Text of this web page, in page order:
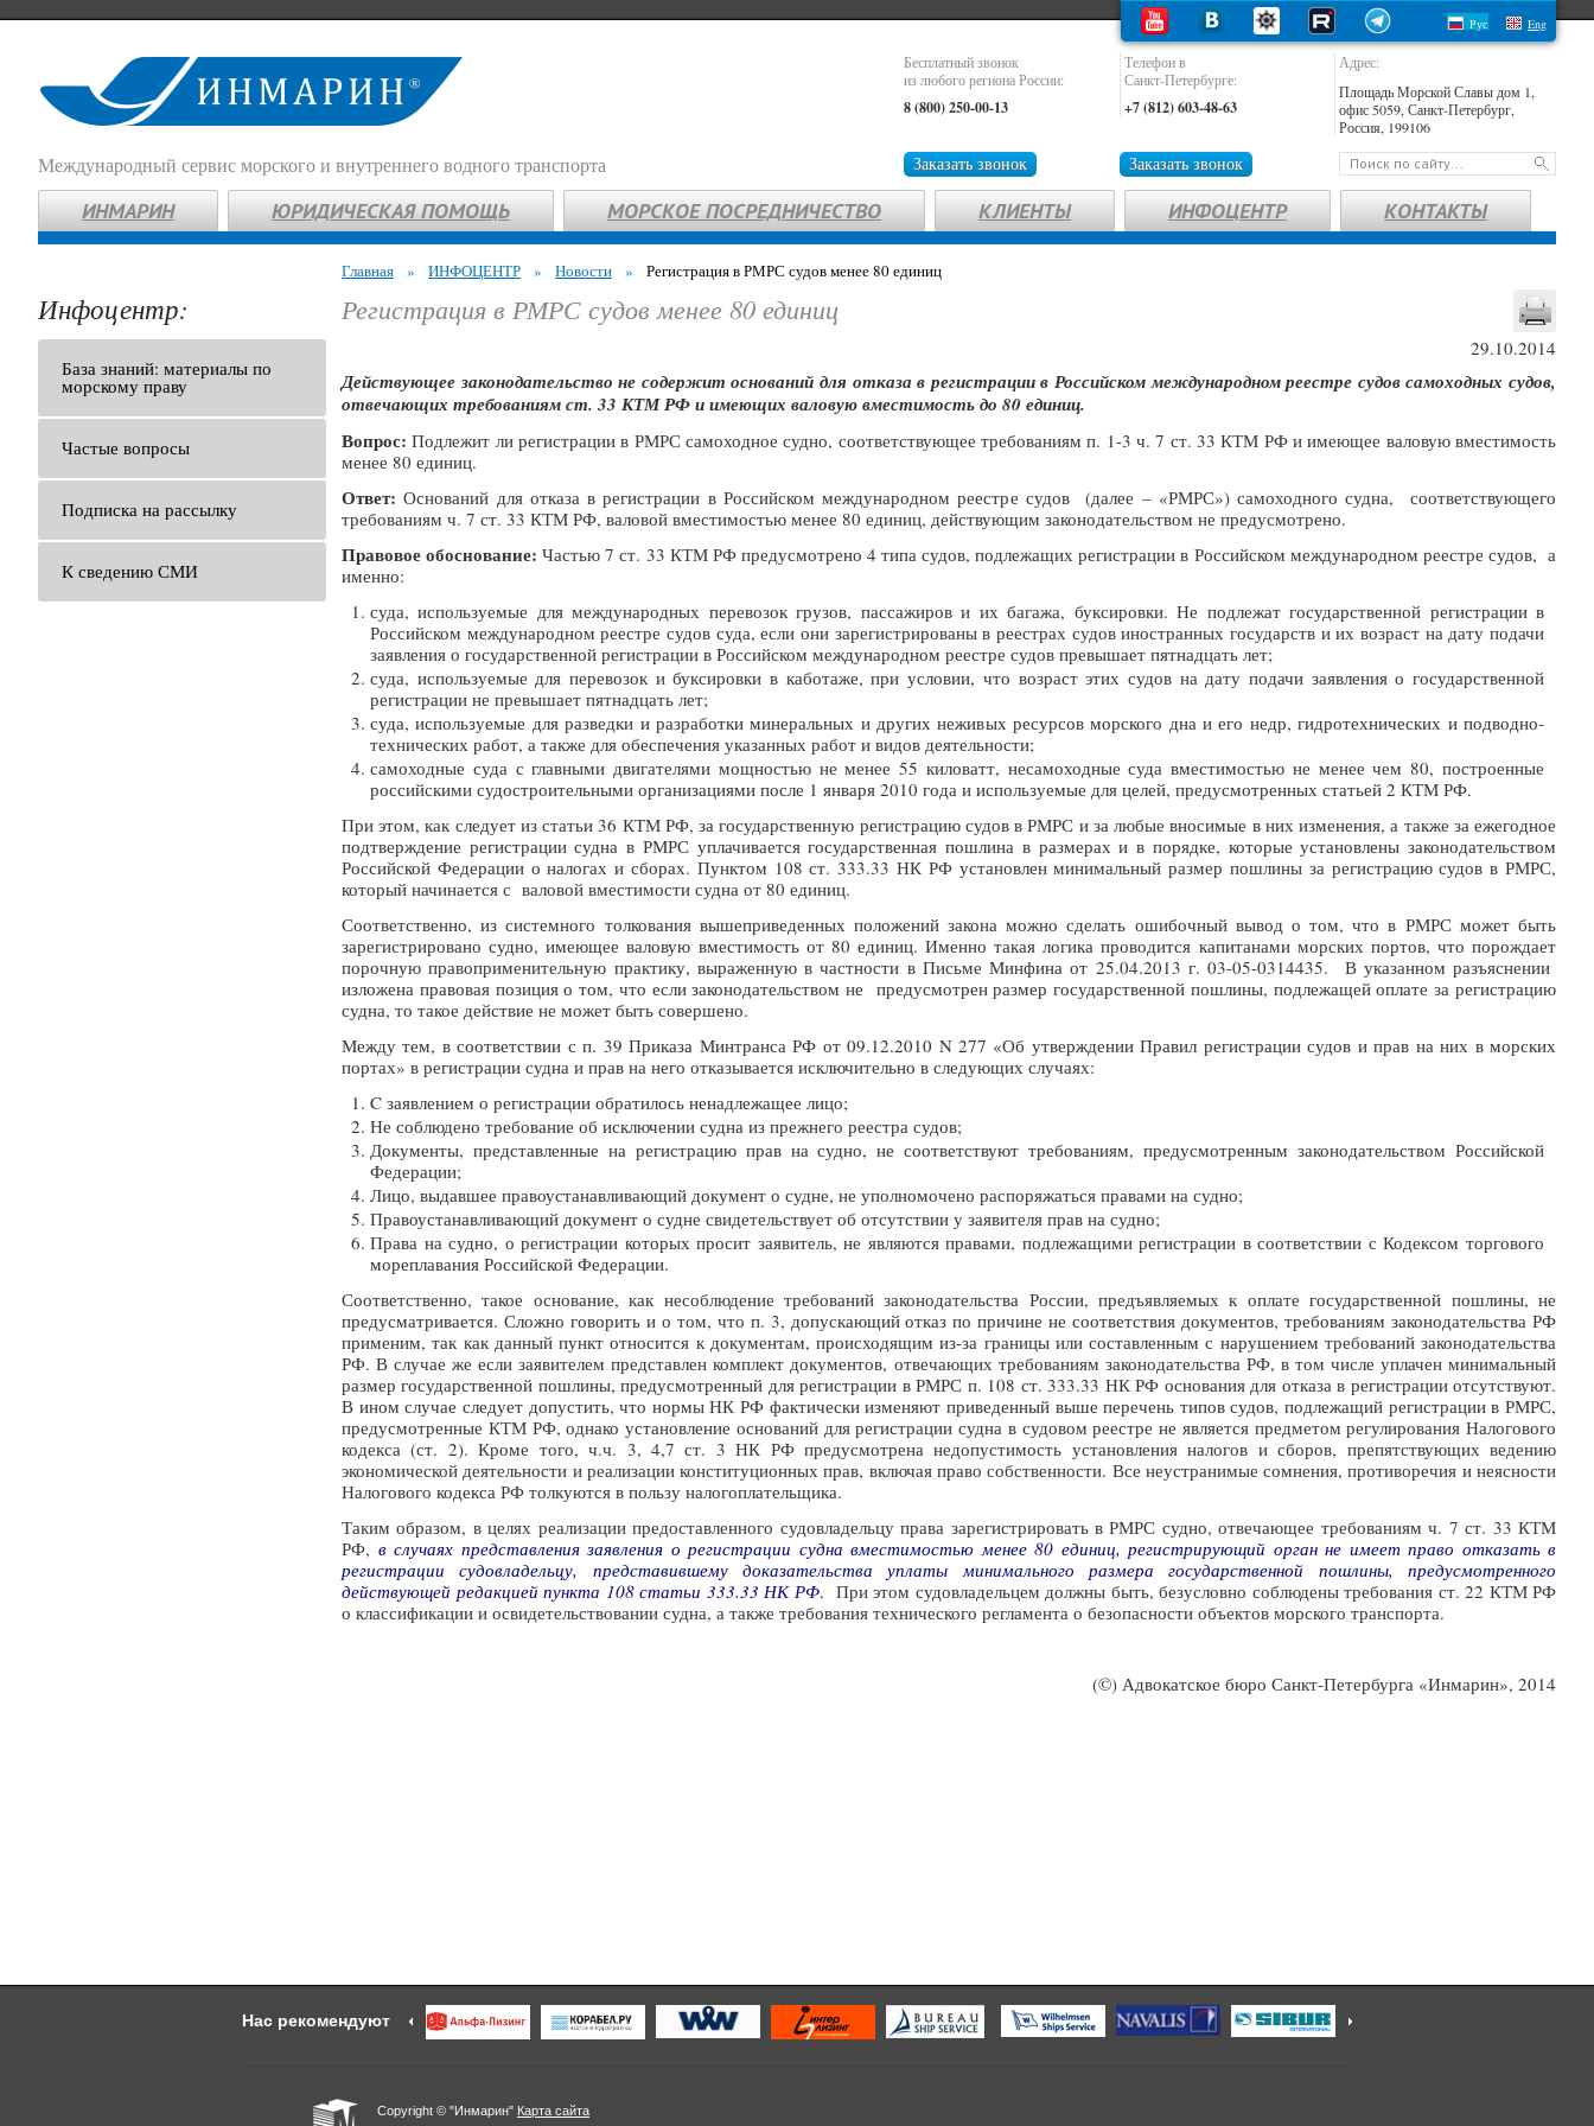
Рус Eng
Бесплатный звонок
из любого региона России:
8 (800) 250-00-13
Телефон в
Санкт-Петербурге:
+7 (812) 603-48-63
Адрес:
Площадь Морской Славы дом 1,
офис 5059, Санкт-Петербург,
Россия, 199106
Международный сервис морского и внутреннего водного транспорта Заказать звонок Заказать звонок
ИНМАРИН ЮРИДИЧЕСКАЯ ПОМОЩЬ МОРСКОЕ ПОСРЕДНИЧЕСТВО КЛИЕНТЫ ИНФОЦЕНТР КОНТАКТЫ
Инфоцентр:
База знаний: материалы по
морскому праву
Частые вопросы
Подписка на рассылку
К сведению СМИ
Главная » ИНФОЦЕНТР » Новости » Регистрация в РМРС судов менее 80 единиц
29.10.2014
Регистрация в РМРС судов менее 80 единиц
Действующее законодательство не содержит оснований для отказа в регистрации в Российском международном реестре судов самоходных судов,
отвечающих требованиям ст. 33 КТМ РФ и имеющих валовую вместимость до 80 единиц.
Вопрос: Подлежит ли регистрации в РМРС самоходное судно, соответствующее требованиям п. 1-3 ч. 7 ст. 33 КТМ РФ и имеющее валовую вместимость
менее 80 единиц.
Ответ: Оснований для отказа в регистрации в Российском международном реестре судов (далее – «РМРС») самоходного судна, соответствующего
требованиям ч. 7 ст. 33 КТМ РФ, валовой вместимостью менее 80 единиц, действующим законодательством не предусмотрено.
Правовое обоснование: Частью 7 ст. 33 КТМ РФ предусмотрено 4 типа судов, подлежащих регистрации в Российском международном реестре судов, а
именно:
суда, используемые для международных перевозок грузов, пассажиров и их багажа, буксировки. Не подлежат государственной регистрации в
Российском международном реестре судов суда, если они зарегистрированы в реестрах судов иностранных государств и их возраст на дату подачи
заявления о государственной регистрации в Российском международном реестре судов превышает пятнадцать лет;
суда, используемые для перевозок и буксировки в каботаже, при условии, что возраст этих судов на дату подачи заявления о государственной
регистрации не превышает пятнадцать лет;
суда, используемые для разведки и разработки минеральных и других неживых ресурсов морского дна и его недр, гидротехнических и подводно-
технических работ, а также для обеспечения указанных работ и видов деятельности;
самоходные суда с главными двигателями мощностью не менее 55 киловатт, несамоходные суда вместимостью не менее чем 80, построенные
российскими судостроительными организациями после 1 января 2010 года и используемые для целей, предусмотренных статьей 2 КТМ РФ.
При этом, как следует из статьи 36 КТМ РФ, за государственную регистрацию судов в РМРС и за любые вносимые в них изменения, а также за ежегодное
подтверждение регистрации судна в РМРС уплачивается государственная пошлина в размерах и в порядке, которые установлены законодательством
Российской Федерации о налогах и сборах. Пунктом 108 ст. 333.33 НК РФ установлен минимальный размер пошлины за регистрацию судов в РМРС,
который начинается с валовой вместимости судна от 80 единиц.
Соответственно, из системного толкования вышеприведенных положений закона можно сделать ошибочный вывод о том, что в РМРС может быть
зарегистрировано судно, имеющее валовую вместимость от 80 единиц. Именно такая логика проводится капитанами морских портов, что порождает
порочную правоприменительную практику, выраженную в частности в Письме Минфина от 25.04.2013 г. 03-05-0314435. В указанном разъяснении
изложена правовая позиция о том, что если законодательством не предусмотрен размер государственной пошлины, подлежащей оплате за регистрацию
судна, то такое действие не может быть совершено.
Между тем, в соответствии с п. 39 Приказа Минтранса РФ от 09.12.2010 N 277 «Об утверждении Правил регистрации судов и прав на них в морских
портах» в регистрации судна и прав на него отказывается исключительно в следующих случаях:
C заявлением о регистрации обратилось ненадлежащее лицо;
Не соблюдено требование об исключении судна из прежнего реестра судов;
Документы, представленные на регистрацию прав на судно, не соответствуют требованиям, предусмотренным законодательством Российской
Федерации;
Лицо, выдавшее правоустанавливающий документ о судне, не уполномочено распоряжаться правами на судно;
Правоустанавливающий документ о судне свидетельствует об отсутствии у заявителя прав на судно;
Права на судно, о регистрации которых просит заявитель, не являются правами, подлежащими регистрации в соответствии с Кодексом торгового
мореплавания Российской Федерации.
Соответственно, такое основание, как несоблюдение требований законодательства России, предъявляемых к оплате государственной пошлины, не
предусматривается. Сложно говорить и о том, что п. 3, допускающий отказ по причине не соответствия документов, требованиям законодательства РФ
применим, так как данный пункт относится к документам, происходящим из-за границы или составленным с нарушением требований законодательства
РФ. В случае же если заявителем представлен комплект документов, отвечающих требованиям законодательства РФ, в том числе уплачен минимальный
размер государственной пошлины, предусмотренный для регистрации в РМРС п. 108 ст. 333.33 НК РФ основания для отказа в регистрации отсутствуют.
В ином случае следует допустить, что нормы НК РФ фактически изменяют приведенный выше перечень типов судов, подлежащий регистрации в РМРС,
предусмотренные КТМ РФ, однако установление оснований для регистрации судна в судовом реестре не является предметом регулирования Налогового
кодекса (ст. 2). Кроме того, ч.ч. 3, 4,7 ст. 3 НК РФ предусмотрена недопустимость установления налогов и сборов, препятствующих ведению
экономической деятельности и реализации конституционных прав, включая право собственности. Все неустранимые сомнения, противоречия и неясности
Налогового кодекса РФ толкуются в пользу налогоплательщика.
Таким образом, в целях реализации предоставленного судовладельцу права зарегистрировать в РМРС судно, отвечающее требованиям ч. 7 ст. 33 КТМ
РФ, в случаях представления заявления о регистрации судна вместимостью менее 80 единиц, регистрирующий орган не имеет право отказать в
регистрации судовладельцу, представившему доказательства уплаты минимального размера государственной пошлины, предусмотренного
действующей редакцией пункта 108 статьи 333.33 НК РФ. При этом судовладельцем должны быть, безусловно соблюдены требования ст. 22 КТМ РФ
о классификации и освидетельствовании судна, а также требования технического регламента о безопасности объектов морского транспорта.
(©) Адвокатское бюро Санкт-Петербурга «Инмарин», 2014
Нас рекомендуют
Copyright © "Инмарин" Карта сайта